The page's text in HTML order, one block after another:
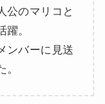
公のマリコと
。
ンバーに見送